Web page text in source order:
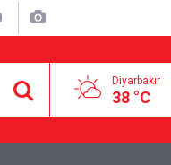
Diyarbakır
38 °C